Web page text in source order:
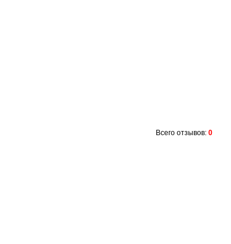
Всего отзывов: 0